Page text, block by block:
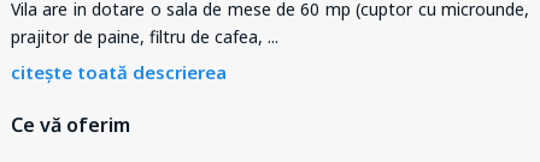
Vila are in dotare o sala de mese de 60 mp (cuptor cu microunde,
prajitor de paine, filtru de cafea, ...
citește toată descrierea
Ce vă oferim